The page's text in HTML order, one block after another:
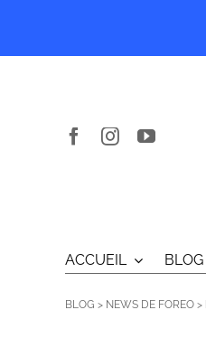
ACCUEIL BLOG
BLOG > NEWS DE FOREO >